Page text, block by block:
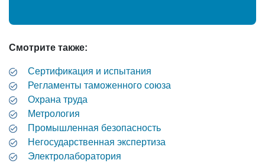
Смотрите также:
Сертификация и испытания
Регламенты таможенного союза
Охрана труда
Метрология
Промышленная безопасность
Негосударственная экспертиза
Электролаборатория